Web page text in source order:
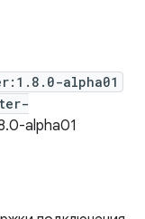
alpha01
alpha01